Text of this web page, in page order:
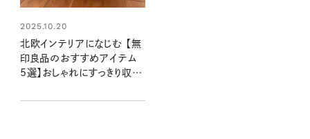
2025.10.20
北欧インテリアになじむ 【無
印良品のおすすめアイテム
5選】おしゃれにすっきり収
こちら！